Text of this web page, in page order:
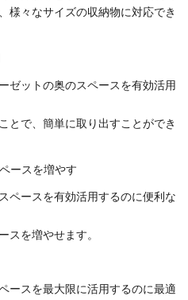
様々なサイズの収納物に対応でき
ゼットの奥のスペースを有効活用
とで、簡単に取り出すことができ
ースを増やす
ペースを有効活用するのに便利な
スを増やせます。
ースを最大限に活用するのに最適